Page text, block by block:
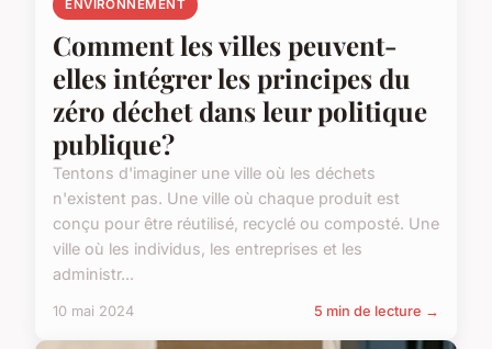
ENVIRONNEMENT
Comment les villes peuvent-
elles intégrer les principes du
zéro déchet dans leur politique
publique?
Tentons d'imaginer une ville où les déchets
n'existent pas. Une ville où chaque produit est
conçu pour être réutilisé, recyclé ou composté. Une
ville où les individus, les entreprises et les
administr...
10 mai 2024 5 min de lecture →